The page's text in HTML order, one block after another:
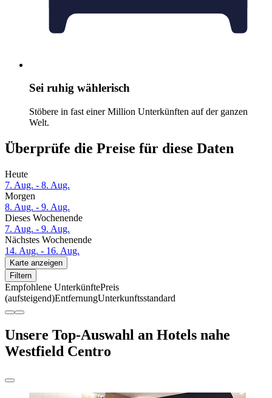
Sei ruhig wählerisch
Stöbere in fast einer Million Unterkünften auf der ganzen
Welt.
Überprüfe die Preise für diese Daten
Heute
7. Aug. - 8. Aug.
Morgen
8. Aug. - 9. Aug.
Dieses Wochenende
7. Aug. - 9. Aug.
Nächstes Wochenende
14. Aug. - 16. Aug.
Karte anzeigen
Filtern
Empfohlene UnterkünftePreis
(aufsteigend)EntfernungUnterkunftsstandard
Unsere Top-Auswahl an Hotels nahe
Westfield Centro